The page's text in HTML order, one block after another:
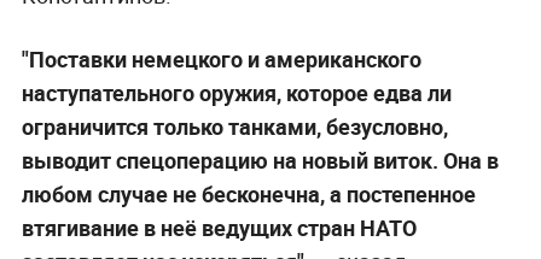
"Поставки немецкого и американского
наступательного оружия, которое едва ли
ограничится только танками, безусловно,
выводит спецоперацию на новый виток. Она в
любом случае не бесконечна, а постепенное
втягивание в неё ведущих стран НАТО